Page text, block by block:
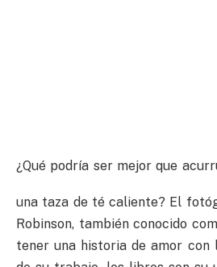
¿Qué podría ser mejor que
una taza de té caliente? El
Robinson, también conocido
tener una historia de amor